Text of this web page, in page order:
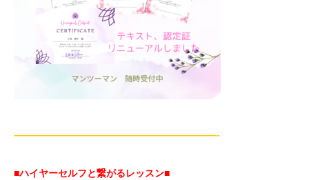
—————————————————————-
■ハイヤーセルフと繋がるレッスン■